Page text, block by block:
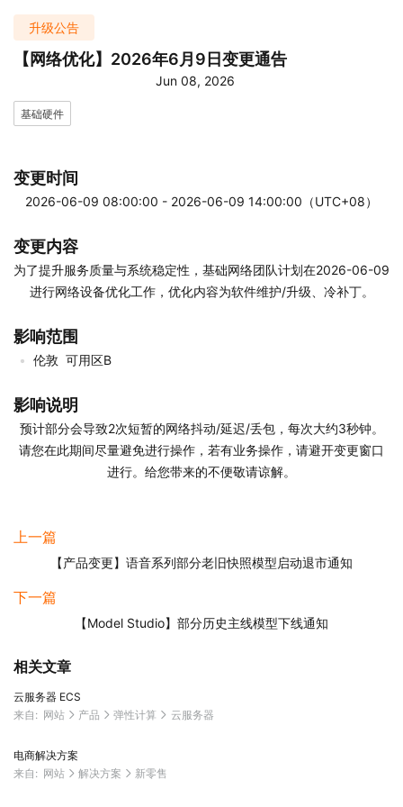
升级公告
【网络优化】2026年6月9日变更通告
Jun 08, 2026
基础硬件
变更时间
2026-06-09 08:00:00 - 2026-06-09 14:00:00（UTC+08）
变更内容
为了提升服务质量与系统稳定性，基础网络团队计划在2026-06-09
进行网络设备优化工作，优化内容为软件维护/升级、冷补丁。
影响范围
伦敦  可用区B
影响说明
预计部分会导致2次短暂的网络抖动/延迟/丢包，每次大约3秒钟。
请您在此期间尽量避免进行操作，若有业务操作，请避开变更窗口
进行。给您带来的不便敬请谅解。
上一篇
【产品变更】语音系列部分老旧快照模型启动退市通知
下一篇
【Model Studio】部分历史主线模型下线通知
相关文章
云服务器 ECS
来自: 网站 产品 弹性计算 云服务器
电商解决方案
来自: 网站 解决方案 新零售